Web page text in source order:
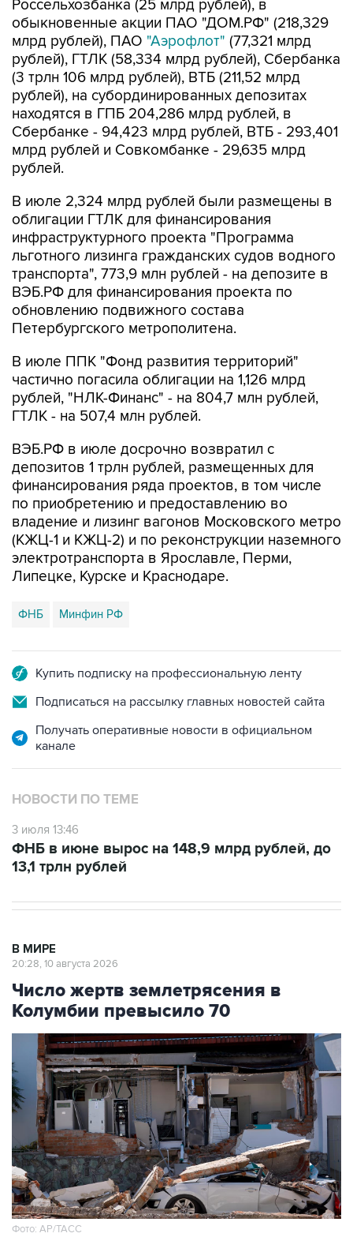
Россельхозбанка (25 млрд рублей), в
обыкновенные акции ПАО "ДОМ.РФ" (218,329
млрд рублей), ПАО "Аэрофлот" (77,321 млрд
рублей), ГТЛК (58,334 млрд рублей), Сбербанка
(3 трлн 106 млрд рублей), ВТБ (211,52 млрд
рублей), на субординированных депозитах
находятся в ГПБ 204,286 млрд рублей, в
Сбербанке - 94,423 млрд рублей, ВТБ - 293,401
млрд рублей и Совкомбанке - 29,635 млрд
рублей.
В июле 2,324 млрд рублей были размещены в
облигации ГТЛК для финансирования
инфраструктурного проекта "Программа
льготного лизинга гражданских судов водного
транспорта", 773,9 млн рублей - на депозите в
ВЭБ.РФ для финансирования проекта по
обновлению подвижного состава
Петербургского метрополитена.
В июле ППК "Фонд развития территорий"
частично погасила облигации на 1,126 млрд
рублей, "НЛК-Финанс" - на 804,7 млн рублей,
ГТЛК - на 507,4 млн рублей.
ВЭБ.РФ в июле досрочно возвратил с
депозитов 1 трлн рублей, размещенных для
финансирования ряда проектов, в том числе
по приобретению и предоставлению во
владение и лизинг вагонов Московского метро
(КЖЦ-1 и КЖЦ-2) и по реконструкции наземного
электротранспорта в Ярославле, Перми,
Липецке, Курске и Краснодаре.
ФНБ Минфин РФ
Купить подписку на профессиональную ленту
Подписаться на рассылку главных новостей сайта
Получать оперативные новости в официальном
канале
НОВОСТИ ПО ТЕМЕ
3 июля 13:46
ФНБ в июне вырос на 148,9 млрд рублей, до
13,1 трлн рублей
В МИРЕ
20:28, 10 августа 2026
Число жертв землетрясения в
Колумбии превысило 70
Фото: АР/ТАСС